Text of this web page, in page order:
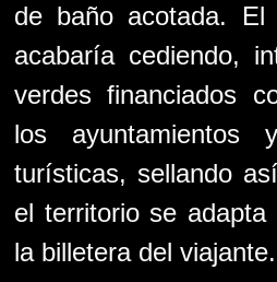
de baño acotada. El
acabaría cediendo,
verdes financiados
los ayuntamientos
turísticas, sellando
el territorio se adapta
la billetera del viajante.